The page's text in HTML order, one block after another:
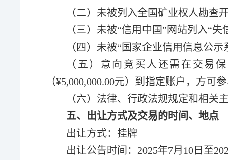
（二）未被列入全国矿业权人勘查
（三）未被“信用中国”网站列入“
（四）未被“国家企业信用信息公
（五）意向竞买人还需在交易
（¥5,000,000.00元）到指定账户，方
（六）法律、行政法规规定和相关
五、出让方式及交易的时间、地点
出让方式：挂牌
出让公告时间： 2025年7月 10 日至